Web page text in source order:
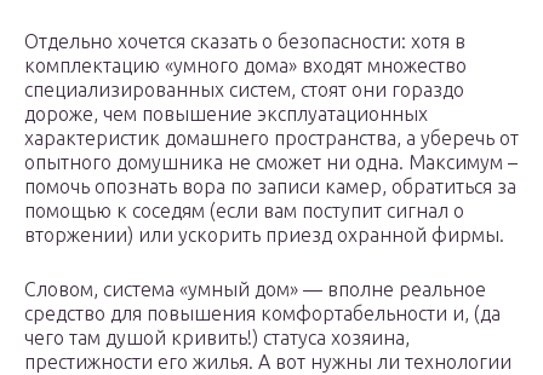
Отдельно хочется сказать о безопасности: хотя в
комплектацию «умного дома» входят множество
специализированных систем, стоят они гораздо
дороже, чем повышение эксплуатационных
характеристик домашнего пространства, а уберечь от
опытного домушника не сможет ни одна. Максимум –
помочь опознать вора по записи камер, обратиться за
помощью к соседям (если вам поступит сигнал о
вторжении) или ускорить приезд охранной фирмы.
Словом, система «умный дом» — вполне реальное
средство для повышения комфортабельности и, (да
чего там душой кривить!) статуса хозяина,
престижности его жилья. А вот нужны ли технологии